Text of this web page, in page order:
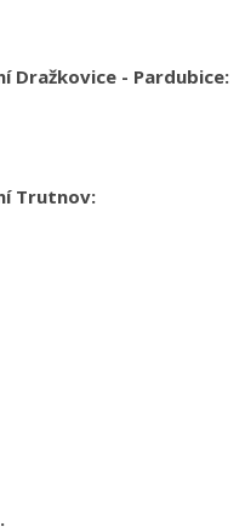
Dražkovice - Pardubice:
Trutnov: